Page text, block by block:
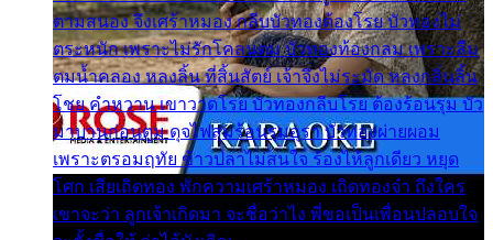
ตามสนอง จึงเศร้าหมอง กลีบบัวทองต้องโรย บัวทองไม่
ตระหนัก เพราะไม่รักโคลนตม บัวทองท้องกลม เพราะลืม
ตมน้ำคลอง หลงลิ้น ที่สิ้นสัตย์ เจ้าจึงไม่ระมัด หลงกลิ่นลิ้น
โชย คำหวาน เขาวาดโรย บัวทองกลีบโรย ต้องร้อนรุม บัว
มาบานก่อนตูม ดุจไฟสุมร้อนรุมอุรา บัวทองผ่ายผอม
เพราะตรอมฤทัย ข้าวปลาไม่สนใจ ร้องไห้ลูกเดียว หยุด
โศก เสียเถิดทอง พักความเศร้าหมอง เถิดทองจ๋า ถึงใคร
เขาจะว่า ลูกเจ้าเกิดมา จะชื่อว่าไง พี่ขอเป็นเพื่อนปลอบใจ